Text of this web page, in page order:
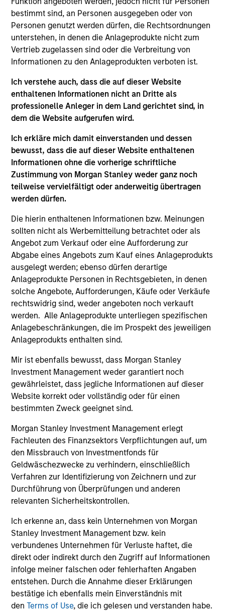
bestimmt sind, an Personen ausgegeben oder von
Personen genutzt werden dürfen, die Rechtsordnungen
unterstehen, in denen die Anlageprodukte nicht zum
Vertrieb zugelassen sind oder die Verbreitung von
Informationen zu den Anlageprodukten verboten ist.
Ich verstehe auch, dass die auf dieser Website
enthaltenen Informationen nicht an Dritte als
professionelle Anleger in dem Land gerichtet sind, in
dem die Website aufgerufen wird.
Ich erkläre mich damit einverstanden und dessen
bewusst, dass die auf dieser Website enthaltenen
Informationen ohne die vorherige schriftliche
Zustimmung von Morgan Stanley weder ganz noch
teilweise vervielfältigt oder anderweitig übertragen
werden dürfen.
Die hierin enthaltenen Informationen bzw. Meinungen
sollten nicht als Werbemitteilung betrachtet oder als
Angebot zum Verkauf oder eine Aufforderung zur
Abgabe eines Angebots zum Kauf eines Anlageprodukts
ausgelegt werden; ebenso dürfen derartige
Anlageprodukte Personen in Rechtsgebieten, in denen
solche Angebote, Aufforderungen, Käufe oder Verkäufe
rechtswidrig sind, weder angeboten noch verkauft
werden. Alle Anlageprodukte unterliegen spezifischen
Anlagebeschränkungen, die im Prospekt des jeweiligen
Anlageprodukts enthalten sind.
Mir ist ebenfalls bewusst, dass Morgan Stanley
Investment Management weder garantiert noch
gewährleistet, dass jegliche Informationen auf dieser
Website korrekt oder vollständig oder für einen
bestimmten Zweck geeignet sind.
Morgan Stanley Investment Management erlegt
Fachleuten des Finanzsektors Verpflichtungen auf, um
den Missbrauch von Investmentfonds für
Geldwäschezwecke zu verhindern, einschließlich
Verfahren zur Identifizierung von Zeichnern und zur
Durchführung von Überprüfungen und anderen
relevanten Sicherheitskontrollen.
Ich erkenne an, dass kein Unternehmen von Morgan
Stanley Investment Management bzw. kein
verbundenes Unternehmen für Verluste haftet, die
direkt oder indirekt durch den Zugriff auf Informationen
infolge meiner falschen oder fehlerhaften Angaben
entstehen. Durch die Annahme dieser Erklärungen
bestätige ich ebenfalls mein Einverständnis mit
denTerms of Use, die ich gelesen und verstanden habe.
Ryan Meredith, FFA, CFA
Managing Director
Jim Caron
Managing Director
Damon Wu
Managing Director
Steven Turner, CFA
Victoria Eckstein
Managing Director
Team members may be subject to change at any time
without notice.
Effective 1 November 2023, Rui De Figueiredo, Ryan
Meredith, Jim Caron and Damon Wu are the Strategy’s
Lead Portfolio Managers, forming the Investment
Committee.
Team Insights
CARON’S CORNER
There’s a New Sheriff in Town: Culture